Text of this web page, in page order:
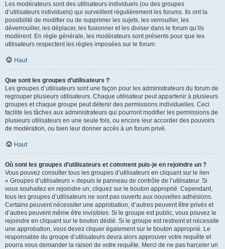
Les modérateurs sont des utilisateurs individuels (ou des groupes
d’utilisateurs individuels) qui surveillent régulièrement les forums. Ils ont la
possibilité de modifier ou de supprimer les sujets, les verrouiller, les
déverrouiller, les déplacer, les fusionner et les diviser dans le forum qu’ils
modèrent. En règle générale, les modérateurs sont présents pour que les
utilisateurs respectent les règles imposées sur le forum.
Haut
Que sont les groupes d’utilisateurs ?
Les groupes d’utilisateurs sont une façon pour les administrateurs du forum de
regrouper plusieurs utilisateurs. Chaque utilisateur peut appartenir à plusieurs
groupes et chaque groupe peut détenir des permissions individuelles. Ceci
facilite les tâches aux administrateurs qui pourront modifier les permissions de
plusieurs utilisateurs en une seule fois, ou encore leur accorder des pouvoirs
de modération, ou bien leur donner accès à un forum privé.
Haut
Où sont les groupes d’utilisateurs et comment puis-je en rejoindre un ?
Vous pouvez consulter tous les groupes d’utilisateurs en cliquant sur le lien
« Groupes d’utilisateurs » depuis le panneau de contrôle de l’utilisateur. Si
vous souhaitez en rejoindre un, cliquez sur le bouton approprié. Cependant,
tous les groupes d’utilisateurs ne sont pas ouverts aux nouvelles adhésions.
Certains peuvent nécessiter une approbation, d’autres peuvent être privés et
d’autres peuvent même être invisibles. Si le groupe est public, vous pouvez le
rejoindre en cliquant sur le bouton dédié. Si le groupe est restreint et nécessite
une approbation, vous devez cliquer également sur le bouton approprié. Le
responsable du groupe d’utilisateurs devra alors approuver votre requête et
pourra vous demander la raison de votre requête. Merci de ne pas harceler un